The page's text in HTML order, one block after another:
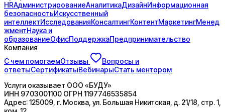
HRАдминистрированиеАналитикаДизайнИнформационная
безопасностьИскусственный
интеллектИсследованияКонсалтингКонтентМаркетингМенед
жментНаука и
образованиеОфисПоддержкаПредпринимательство
Компания
С чем помогаемОтзывы
Вопросы и
ответыСертификатыВебинарыСтать ментором
Услуги оказывает ООО «БУДУ»
ИНН 9703001100 ОГРН 1197746535854
Адрес:125009, г. Москва, ул. Большая Никитская, д. 21/18, стр. 1,